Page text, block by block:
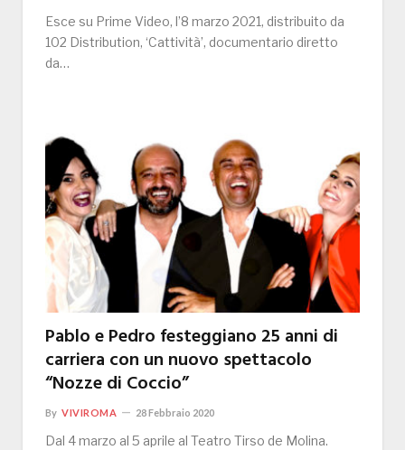
Esce su Prime Video, l’8 marzo 2021, distribuito da
102 Distribution, ‘Cattività’, documentario diretto
da…
Pablo e Pedro festeggiano 25 anni di
carriera con un nuovo spettacolo
“Nozze di Coccio”
By VIVIROMA 28 Febbraio 2020
Dal 4 marzo al 5 aprile al Teatro Tirso de Molina.